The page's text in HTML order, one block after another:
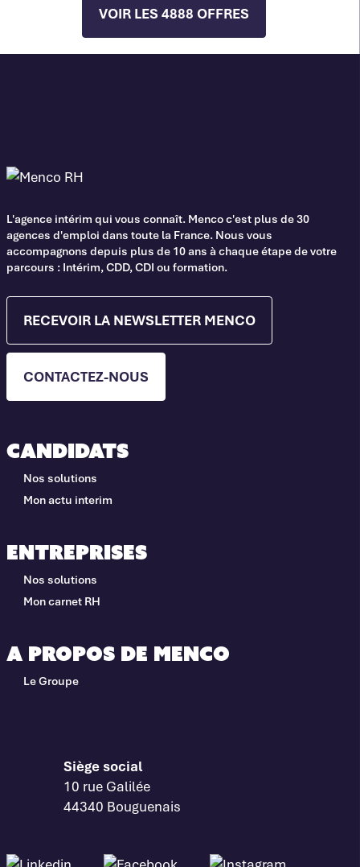
VOIR LES 4888 OFFRES
L'agence intérim qui vous connaît. Menco c'est plus de 30
agences d'emploi dans toute la France. Nous vous
accompagnons depuis plus de 10 ans à chaque étape de votre
parcours : Intérim, CDD, CDI ou formation.
RECEVOIR LA NEWSLETTER MENCO
CONTACTEZ-NOUS
Candidats
Nos solutions
Mon actu interim
Entreprises
Nos solutions
Mon carnet RH
A propos de Menco
Le Groupe
Siège social
10 rue Galilée
44340 Bouguenais